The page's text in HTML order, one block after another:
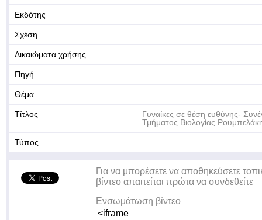
Εκδότης
Σχέση
Δικαιώματα χρήσης
Πηγή
Θέμα
Τίτλος
Γυναίκες σε θέση ευθύνης-
Τμήματος Βιολογίας
Τύπος
Για να μπορέσετε να αποθηκεύσετε
βίντεο απαιτείται πρώτα να συνδεθείτε
Ενσωμάτωση βίντεο